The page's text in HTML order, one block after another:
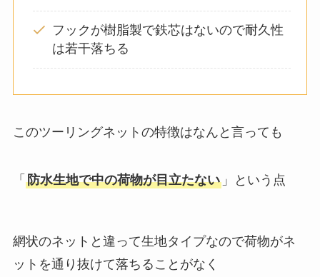
フックが樹脂製で鉄芯はないので耐久性
は若干落ちる
このツーリングネットの特徴はなんと言っても
「 防水生地で中の荷物が目立たない」という点
網状のネットと違って生地タイプなので荷物がネ
ットを通り抜けて落ちることがなく